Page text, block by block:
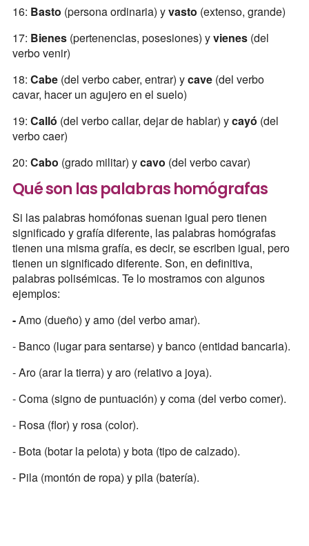
16: Basto (persona ordinaria) yvasto (extenso, grande)
17: Bienes(pertenencias, posesiones) yvienes(del
verbo venir)
18: Cabe(del verbo caber, entrar) ycave(del verbo
cavar, hacer un agujero en el suelo)
19: Calló (del verbo callar, dejar de hablar) ycayó (del
verbo caer)
20: Cabo (grado militar) ycavo (del verbo cavar)
Qué son las palabras homógrafas
Si las palabras homófonas suenan igual pero tienen
significado y grafía diferente, las palabras homógrafas
tienen una misma grafía, es decir, se escriben igual, pero
tienen un significado diferente. Son, en definitiva,
palabras polisémicas. Te lo mostramos con algunos
ejemplos:
-Amo (dueño) y amo (del verbo amar).
- Banco (lugar para sentarse) y banco (entidad bancaria).
- Aro (arar la tierra) y aro (relativo a joya).
- Coma (signo de puntuación) y coma (del verbo comer).
- Rosa (flor) y rosa (color).
- Bota (botar la pelota) y bota (tipo de calzado).
- Pila (montón de ropa) y pila (batería).